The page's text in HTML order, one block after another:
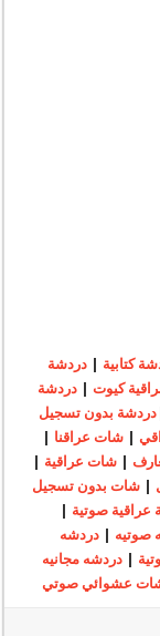
كتابية |دردشة
كيوت |دردشة
|دردشة بدون تسجيل
|شات عراقنا
|شات عراقية
|شات بدون تسجيل
عراقية صوتية
صوتيه |دردشه
|دردشه مجانيه
عشوائي صوتي